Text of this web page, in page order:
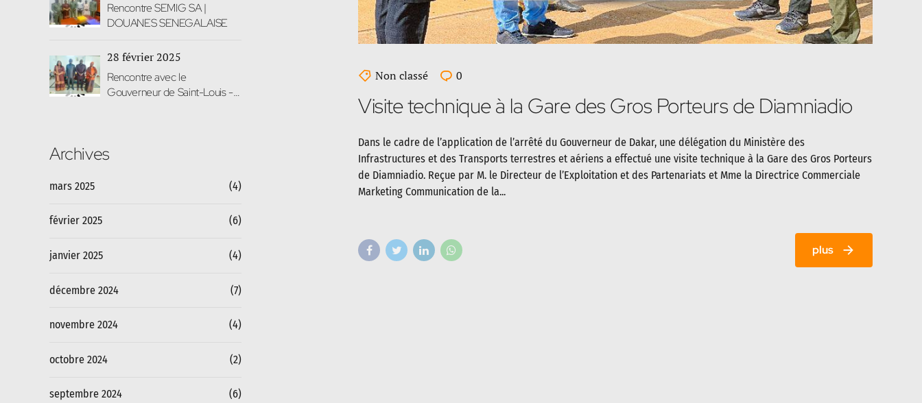
Non classé 0
Visite technique à la Gare des Gros Porteurs de Diamniadio
Dans le cadre de l’application de l’arrêté du Gouverneur de Dakar, une délégation du Ministère des
Infrastructures et des Transports terrestres et aériens a effectué une visite technique à la Gare des Gros Porteurs
de Diamniadio. Reçue par M. le Directeur de l’Exploitation et des Partenariats et Mme la Directrice Commerciale
Marketing Communication de la...
plus
Rencontre SEMIG SA |
DOUANES SENEGALAISE
28 février 2025
Rencontre avec le
Gouverneur de Saint-Louis -
Archives
mars 2025 (4)
février 2025 (6)
janvier 2025 (4)
décembre 2024 (7)
novembre 2024 (4)
octobre 2024 (2)
septembre 2024 (6)